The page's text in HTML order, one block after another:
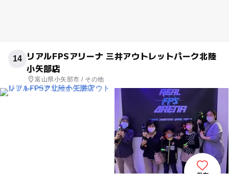
14
リアルFPSアリーナ 三井アウトレットパーク北陸
小矢部店
富山県小矢部市 / その他